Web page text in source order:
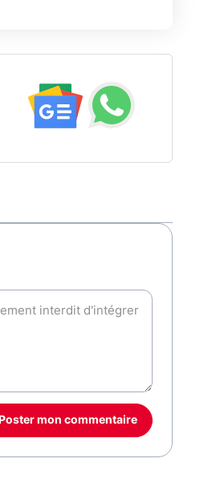
Poster mon commentaire